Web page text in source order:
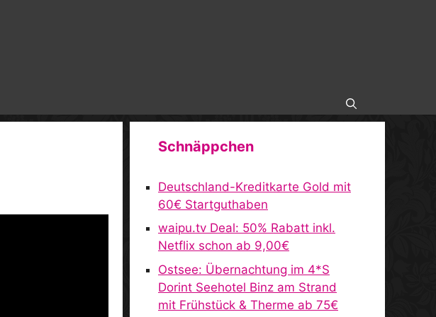
Schnäppchen
Deutschland-Kreditkarte Gold mit
60€ Startguthaben
waipu.tv Deal: 50% Rabatt inkl.
Netflix schon ab 9,00€
Ostsee: Übernachtung im 4*S
Dorint Seehotel Binz am Strand
mit Frühstück & Therme ab 75€